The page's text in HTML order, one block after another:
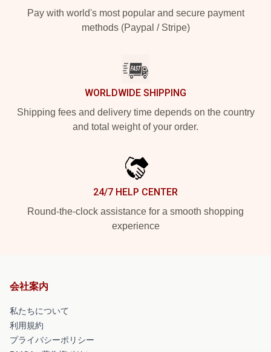
Pay with world's most popular and secure payment
methods (Paypal / Stripe)
WORLDWIDE SHIPPING
Shipping fees and delivery time depends on the country
and total weight of your order.
24/7 HELP CENTER
Round-the-clock assistance for a smooth shopping
experience
会社案内
私たちについて
利用規約
プライバシーポリシー